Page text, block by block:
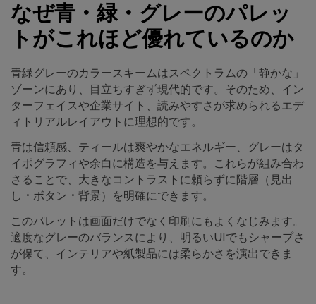
なぜ青・緑・グレーのパレッ
トがこれほど優れているのか
青緑グレーのカラースキームはスペクトラムの「静かな」
ゾーンにあり、目立ちすぎず現代的です。そのため、イン
ターフェイスや企業サイト、読みやすさが求められるエデ
ィトリアルレイアウトに理想的です。
青は信頼感、ティールは爽やかなエネルギー、グレーはタ
イポグラフィや余白に構造を与えます。これらが組み合わ
さることで、大きなコントラストに頼らずに階層（見出
し・ボタン・背景）を明確にできます。
このパレットは画面だけでなく印刷にもよくなじみます。
適度なグレーのバランスにより、明るいUIでもシャープさ
が保て、インテリアや紙製品には柔らかさを演出できま
す。